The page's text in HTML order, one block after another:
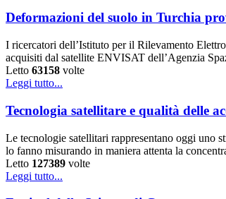
Deformazioni del suolo in Turchia
I ricercatori dell’Istituto per il Rilevamento
acquisiti dal satellite ENVISAT dell’Agenzia
Letto 63158 volte
Leggi tutto...
Tecnologia satellitare e qualità delle
Le tecnologie satellitari rappresentano oggi uno
lo fanno misurando in maniera attenta la
Letto 127389 volte
Leggi tutto...